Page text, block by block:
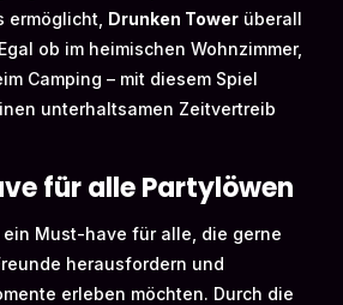
ermöglicht, Drunken Tower überall
ob im heimischen Wohnzimmer,
Camping – mit diesem Spiel
unterhaltsamen Zeitvertreib
für alle Partylöwen
ein Must-have für alle, die gerne
herausfordern und
erleben möchten. Durch die